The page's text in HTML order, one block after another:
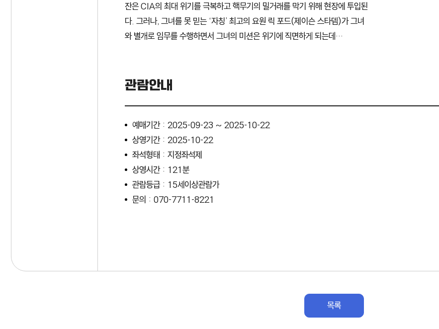
잔은 CIA의 최대 위기를 극복하고 핵무기의 밀거래를 막기 위해 현장에 투입된
다. 그러나, 그녀를 못 믿는 ‘자칭’ 최고의 요원 릭 포드(제이슨 스타뎀)가 그녀
와 별개로 임무를 수행하면서 그녀의 미션은 위기에 직면하게 되는데…
관람안내
예매기간 : 2025-09-23 ~ 2025-10-22
상영기간 : 2025-10-22
좌석형태 : 지정좌석제
상영시간 : 121분
관람등급 : 15세이상관람가
문의 : 070-7711-8221
목록